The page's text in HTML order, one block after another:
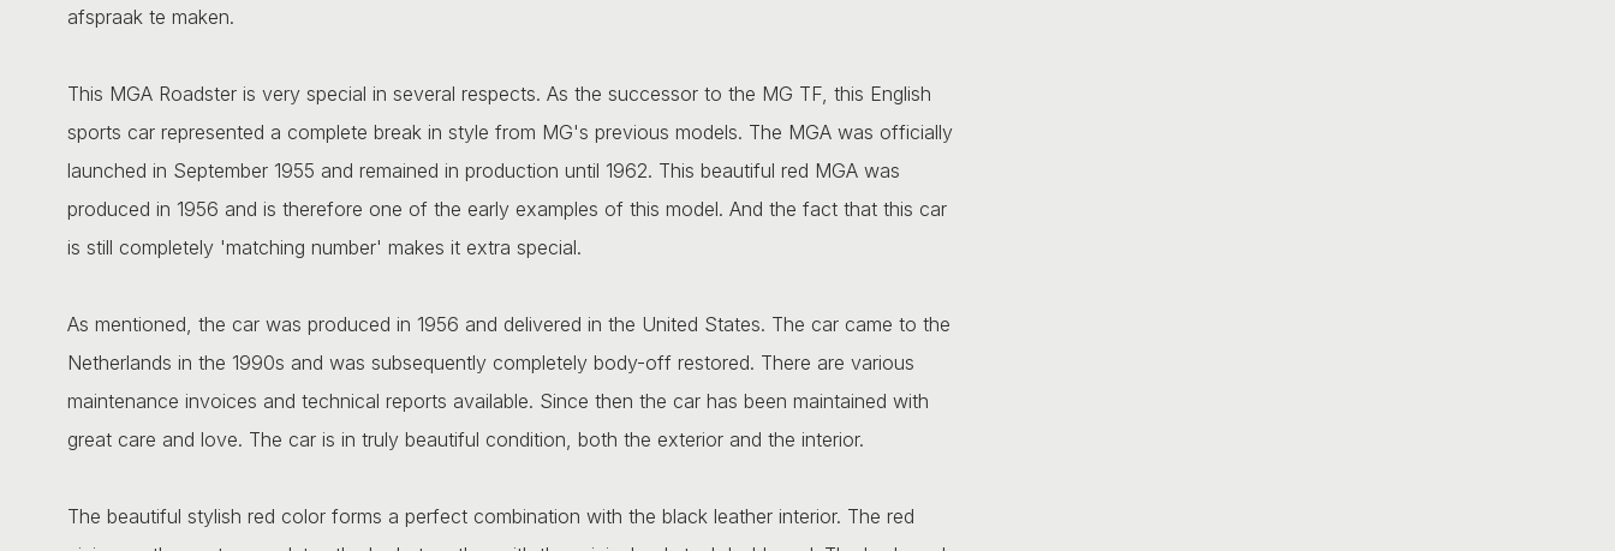
afspraak te maken.
This MGA Roadster is very special in several respects. As the successor to the MG TF, this English
sports car represented a complete break in style from MG's previous models. The MGA was officially
launched in September 1955 and remained in production until 1962. This beautiful red MGA was
produced in 1956 and is therefore one of the early examples of this model. And the fact that this car
is still completely 'matching number' makes it extra special.
As mentioned, the car was produced in 1956 and delivered in the United States. The car came to the
Netherlands in the 1990s and was subsequently completely body-off restored. There are various
maintenance invoices and technical reports available. Since then the car has been maintained with
great care and love. The car is in truly beautiful condition, both the exterior and the interior.
The beautiful stylish red color forms a perfect combination with the black leather interior. The red